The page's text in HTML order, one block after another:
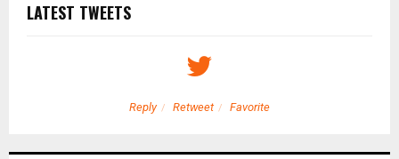
LATEST TWEETS
Reply Retweet Favorite